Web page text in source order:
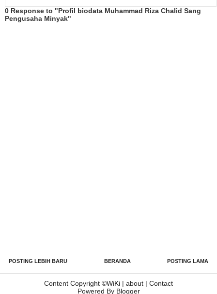
0 Response to "Profil biodata Muhammad Riza Chalid Sang
Pengusaha Minyak"
POSTING LEBIH BARU POSTING LAMA
BERANDA
Content Copyright ©WiKi | about | Contact
Powered By Blogger